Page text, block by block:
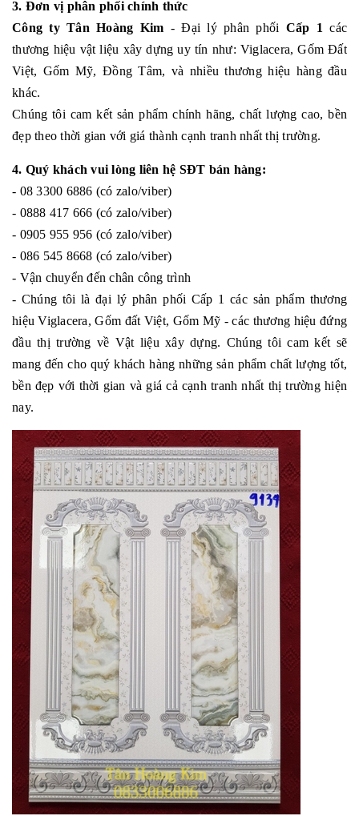
3. Đơn vị phân phối chính thức
Công ty Tân Hoàng Kim - Đại lý phân phối Cấp 1 các
thương hiệu vật liệu xây dựng uy tín như: Viglacera, Gốm Đất
Việt, Gốm Mỹ, Đồng Tâm, và nhiều thương hiệu hàng đầu
khác.
Chúng tôi cam kết sản phẩm chính hãng, chất lượng cao, bền
đẹp theo thời gian với giá thành cạnh tranh nhất thị trường.
4. Quý khách vui lòng liên hệ SĐT bán hàng:
- 08 3300 6886 (có zalo/viber)
- 0888 417 666 (có zalo/viber)
- 0905 955 956 (có zalo/viber)
- 086 545 8668 (có zalo/viber)
- Vận chuyển đến chân công trình
- Chúng tôi là đại lý phân phối Cấp 1 các sản phẩm thương
hiệu Viglacera, Gốm đất Việt, Gốm Mỹ - các thương hiệu đứng
đầu thị trường về Vật liệu xây dựng. Chúng tôi cam kết sẽ
mang đến cho quý khách hàng những sản phẩm chất lượng tốt,
bền đẹp với thời gian và giá cả cạnh tranh nhất thị trường hiện
nay.